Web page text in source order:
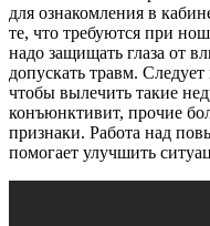
для ознакомления в
те, что требуются при
надо защищать глаза от
допускать травм.
чтобы вылечить такие
конъюнктивит, прочие
признаки. Работа над
помогает улучшить